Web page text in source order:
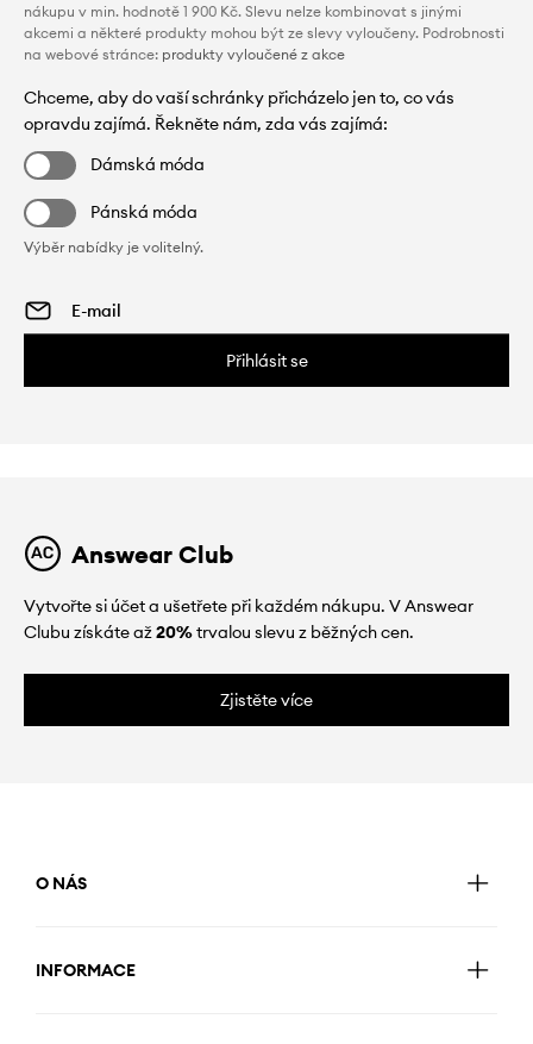
nákupu v min. hodnotě 1 900 Kč. Slevu nelze kombinovat s jinými
akcemi a některé produkty mohou být ze slevy vyloučeny. Podrobnosti
na webové stránce: produkty vyloučené z akce
Chceme, aby do vaší schránky přicházelo jen to, co vás
opravdu zajímá. Řekněte nám, zda vás zajímá:
Dámská móda
Pánská móda
Výběr nabídky je volitelný.
Přihlásit se
Answear Club
Vytvořte si účet a ušetřete při každém nákupu. V Answear
Clubu získáte až20%trvalou slevu z běžných cen.
Zjistěte více
O NÁS
INFORMACE